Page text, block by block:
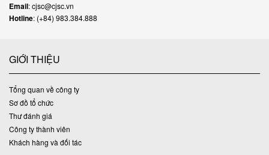
Email: cjsc@cjsc.vn
Hotline: (+84) 983.384.888
GIỚI THIỆU
Tổng quan về công ty
Sơ đồ tổ chức
Thư đánh giá
Công ty thành viên
Khách hàng và đối tác